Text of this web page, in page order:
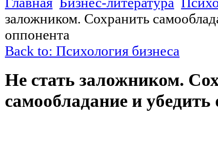
заложником. Сохранить
оппонента
Back to: Психология бизнеса
Не стать заложником.
самообладание и убедить